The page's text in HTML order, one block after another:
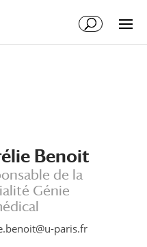
Benoit
de la
Génie
paris.fr